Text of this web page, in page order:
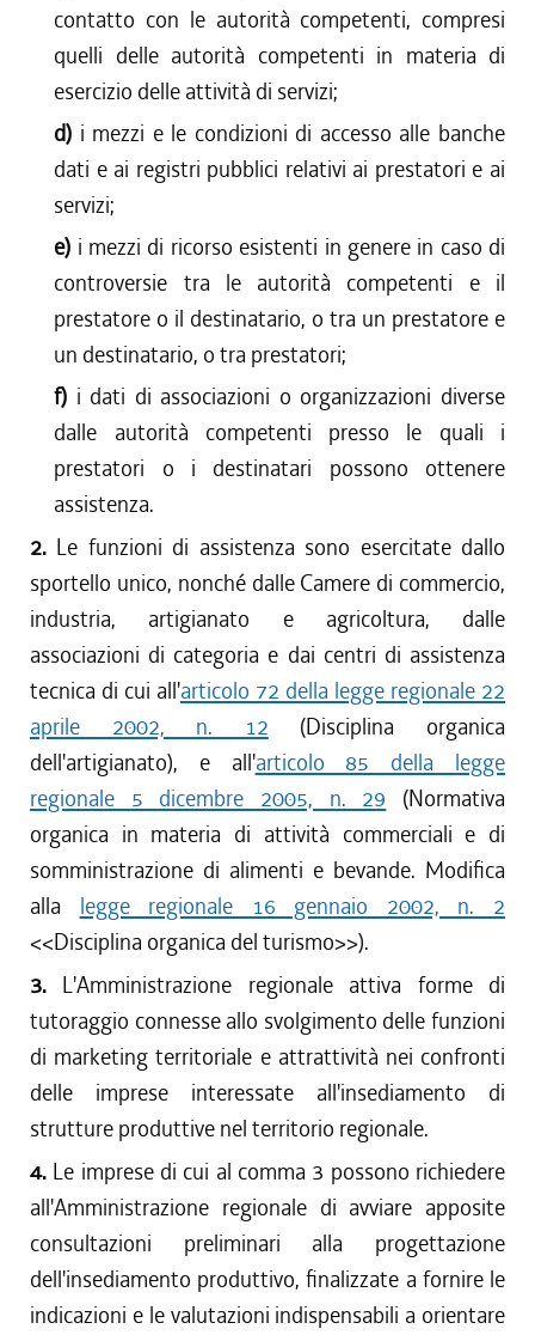
contatto con le autorità competenti, compresi
quelli delle autorità competenti in materia di
esercizio delle attività di servizi;
d) i mezzi e le condizioni di accesso alle banche
dati e ai registri pubblici relativi ai prestatori e ai
servizi;
e) i mezzi di ricorso esistenti in genere in caso di
controversie tra le autorità competenti e il
prestatore o il destinatario, o tra un prestatore e
un destinatario, o tra prestatori;
f) i dati di associazioni o organizzazioni diverse
dalle autorità competenti presso le quali i
prestatori o i destinatari possono ottenere
assistenza.
2. Le funzioni di assistenza sono esercitate dallo
sportello unico, nonché dalle Camere di commercio,
industria, artigianato e agricoltura, dalle
associazioni di categoria e dai centri di assistenza
tecnica di cui all'articolo 72 della legge regionale 22
aprile 2002, n. 12 (Disciplina organica
dell'artigianato), e all'articolo 85 della legge
regionale 5 dicembre 2005, n. 29 (Normativa
organica in materia di attività commerciali e di
somministrazione di alimenti e bevande. Modifica
alla legge regionale 16 gennaio 2002, n. 2
<<Disciplina organica del turismo>>).
3. L'Amministrazione regionale attiva forme di
tutoraggio connesse allo svolgimento delle funzioni
di marketing territoriale e attrattività nei confronti
delle imprese interessate all'insediamento di
strutture produttive nel territorio regionale.
4. Le imprese di cui al comma 3 possono richiedere
all'Amministrazione regionale di avviare apposite
consultazioni preliminari alla progettazione
dell'insediamento produttivo, finalizzate a fornire le
indicazioni e le valutazioni indispensabili a orientare